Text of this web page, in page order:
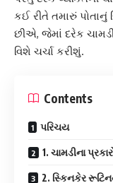
કઈ રીતે તમારું
છીએ, જેમાં દરેક
વિશે ચર્ચા કરીશું.
Contents
પરિચય
1. ચામડીના
2. સ્કિનકેર